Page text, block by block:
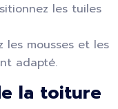
les tuiles
les mousses et les
adapté.
la toiture